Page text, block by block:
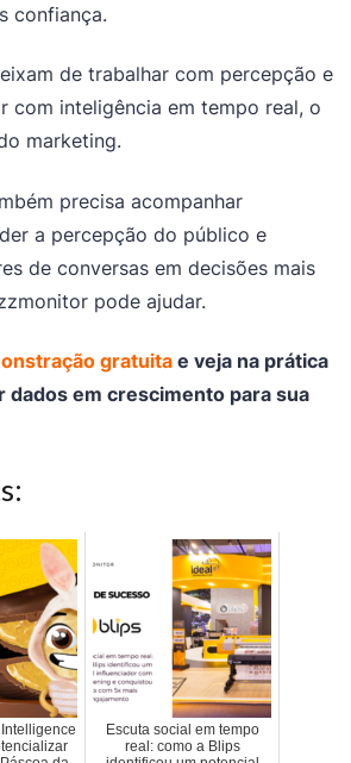
confiança.
de trabalhar com percepção e
com inteligência em tempo real, o
marketing.
precisa acompanhar
a percepção do público e
de conversas em decisões mais
pode ajudar.
gratuita e veja na prática
em crescimento para sua
Escuta social em tempo
real: como a Blips